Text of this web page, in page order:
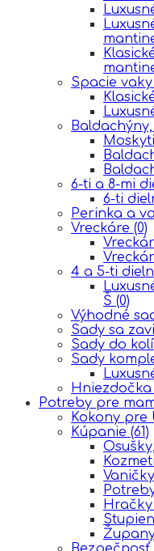
Spacie vaky
6-ti a 8-mi
6-ti
Perinka a
Vreckáre (0)
4 a 5-ti
Š (0)
Výhodné
Sady sa
Sady do
Sady
Hniezdočka
Potreby pre
Kokony pre
Kúpanie (61)